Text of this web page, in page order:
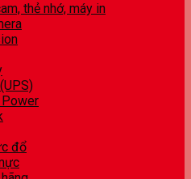
thẻ nhớ, máy in
đổ